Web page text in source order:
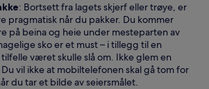
: Bortsett fra lagets skjerf eller trøye, er
pragmatisk når du pakker. Du kommer
på beina og heie under mesteparten av
sko er et must – i tillegg til en
været skulle slå om. Ikke glem en
vil ikke at mobiltelefonen skal gå tom for
du tar et bilde av seiersmålet.